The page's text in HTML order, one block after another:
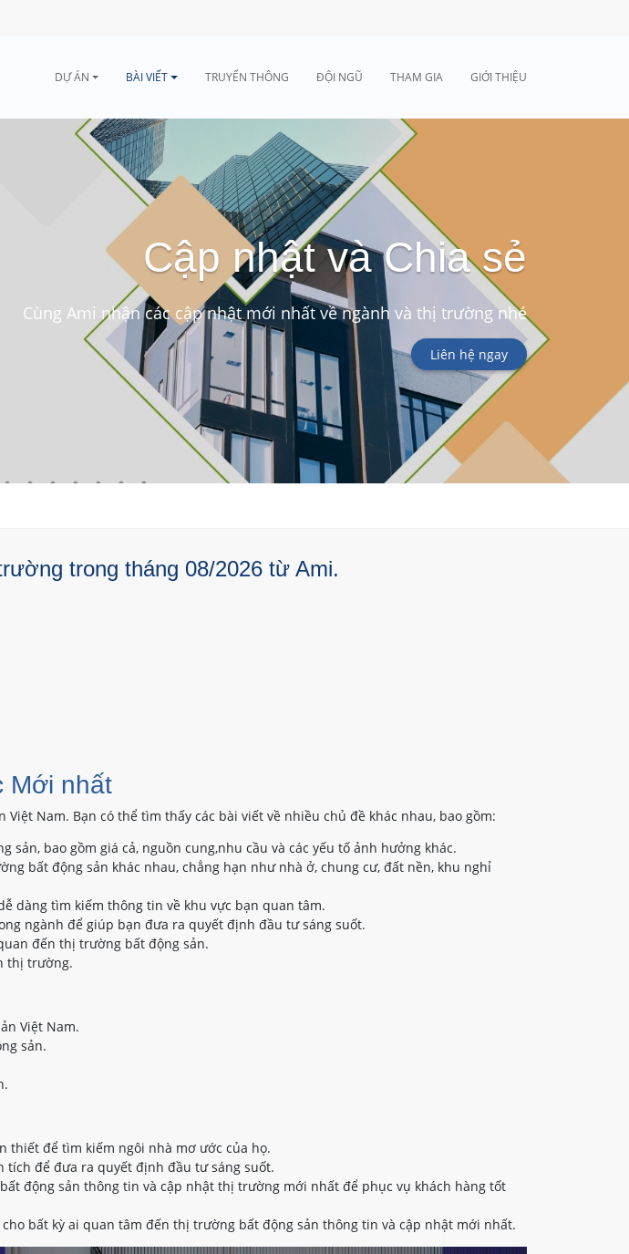
DỰ ÁN BÀI VIẾT TRUYỂN THÔNG ĐỘI NGŨ THAM GIA GIỚI THIỆU
Cập nhật và Chia sẻ
Cùng Ami nhận các cập nhật mới nhất về ngành và thị trường nhé
Liên hệ ngay
trong tháng 08/2026 từ Ami.
Mới nhất
Nam. Bạn có thể tìm thấy các bài viết về nhiều chủ đề khác nhau, bao gồm:
bao gồm giá cả, nguồn cung,nhu cầu và các yếu tố ảnh hưởng khác.
bất động sản khác nhau, chẳng hạn như nhà ở, chung cư, đất nền, khu nghỉ
dàng tìm kiếm thông tin về khu vực bạn quan tâm.
ngành để giúp bạn đưa ra quyết định đầu tư sáng suốt.
đến thị trường bất động sản.
thị trường.
Việt Nam.
sản.
thiết để tìm kiếm ngôi nhà mơ ước của họ.
để đưa ra quyết định đầu tư sáng suốt.
động sản thông tin và cập nhật thị trường mới nhất để phục vụ khách hàng tốt
bất kỳ ai quan tâm đến thị trường bất động sản thông tin và cập nhật mới nhất.